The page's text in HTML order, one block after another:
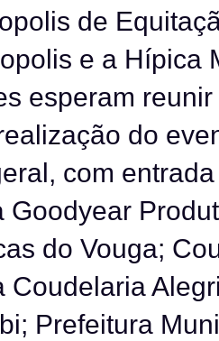
de
e a Hípica
esperam
do
com
Goodyear
do Vouga;
Coudelaria
Prefeitura